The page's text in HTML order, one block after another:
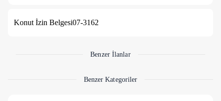
kilometre mesafede bulunmaktadır.
villalara ulaşım esnasında yolların yokuş ve stabilize
Merkezin dışında yer alan villaların genellikle doğa içinde
Konut İzin Belgesi07-3162
Benzer İlanlar
Benzer Kategoriler